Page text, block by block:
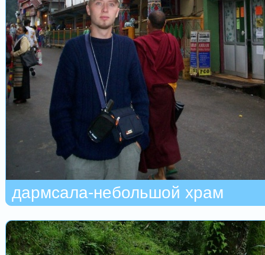
дармсала-небольшой храм